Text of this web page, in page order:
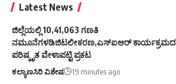
Latest News
ಜಿಲ್ಲೆಯಲ್ಲಿ 10,41,063 ಗಣತಿ
ನಮೂನೆಗಳಡಿಜಿಟಲೀಕರಣ,ಎಸ್ಐಆರ್ ಕಾರ್ಯಕ್ರಮದ
ಪರಿಷ್ಕೃತ ವೇಳಾಪಟ್ಟಿ ಪ್ರಕಟ
ಕಲ್ಯಾಣಸಿರಿ ವಿಶೇಷ 19 minutes ago